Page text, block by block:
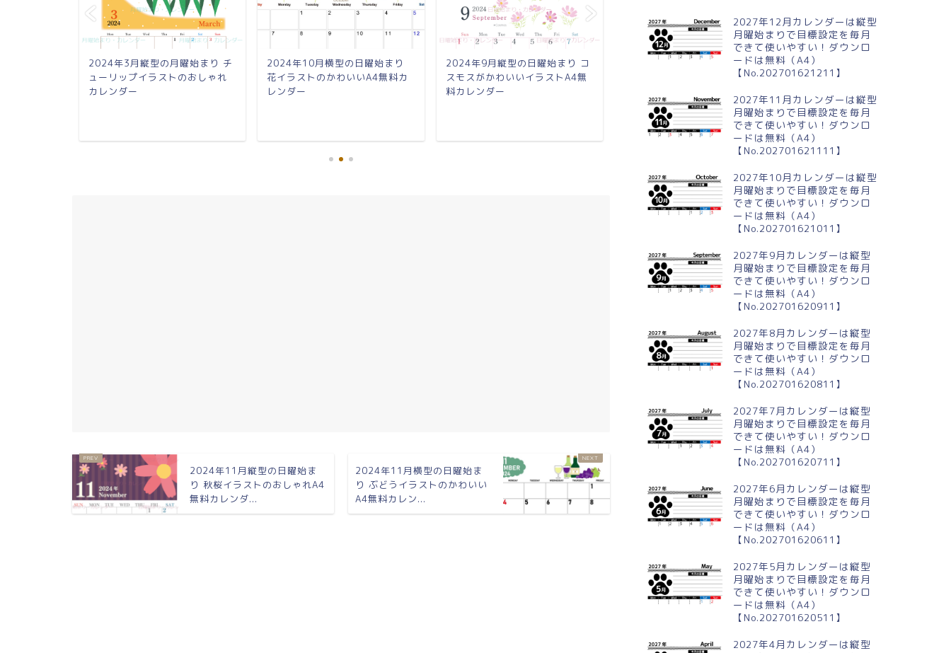
2024年3月縦型の月曜始まり チ
ューリップイラストのおしゃれ
カレンダー
2024年10月横型の日曜始まり
花イラストのかわいいA4無料カ
レンダー
2024年9月縦型の日曜始まり コ
スモスがかわいいイラストA4無
料カレンダー
2024年3月縦型の月曜始まり チ
ューリップイラストのおしゃれ
2024年10月横型の日曜始まり
花イラストのかわいいA4無料カ
2024年11月縦型の日曜始ま
り 秋桜イラストのおしゃれA4
無料カレンダ...
2024年11月横型の日曜始ま
り ぶどうイラストのかわいい
A4無料カレン...
2027年12月カレンダーは縦型
月曜始まりで目標設定を毎月
できて使いやすい！ダウンロ
ードは無料（A4）
【No.202701621211】
2027年11月カレンダーは縦型
月曜始まりで目標設定を毎月
できて使いやすい！ダウンロ
ードは無料（A4）
【No.202701621111】
2027年10月カレンダーは縦型
月曜始まりで目標設定を毎月
できて使いやすい！ダウンロ
ードは無料（A4）
【No.202701621011】
2027年9月カレンダーは縦型
月曜始まりで目標設定を毎月
できて使いやすい！ダウンロ
ードは無料（A4）
【No.202701620911】
2027年8月カレンダーは縦型
月曜始まりで目標設定を毎月
できて使いやすい！ダウンロ
ードは無料（A4）
【No.202701620811】
2027年7月カレンダーは縦型
月曜始まりで目標設定を毎月
できて使いやすい！ダウンロ
ードは無料（A4）
【No.202701620711】
2027年6月カレンダーは縦型
月曜始まりで目標設定を毎月
できて使いやすい！ダウンロ
ードは無料（A4）
【No.202701620611】
2027年5月カレンダーは縦型
月曜始まりで目標設定を毎月
できて使いやすい！ダウンロ
ードは無料（A4）
【No.202701620511】
2027年4月カレンダーは縦型